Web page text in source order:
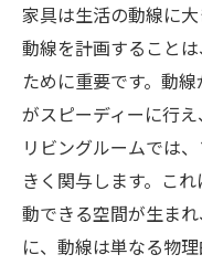
家具は生活の動線に
動線を計画すること
ために重要です。動
がスピーディーに行
リビングルームでは
きく関与します。こ
動できる空間が生ま
に、動線は単なる物